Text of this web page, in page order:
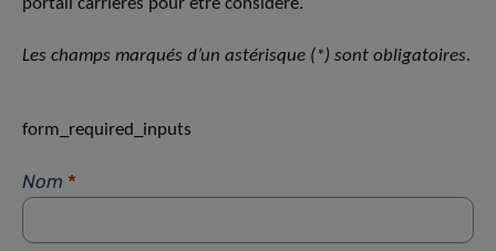
portail carrières pour être considéré.
Les champs marqués d’un astérisque (*) sont obligatoires.
form_required_inputs
Nom *